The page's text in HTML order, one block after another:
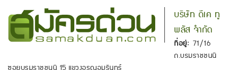
บริษัท ดีเค ทู
พลัส จำกัด
ที่อยู่: 71/16
ถ.บรมราชชนนี